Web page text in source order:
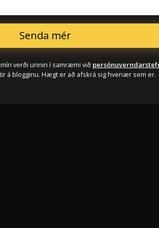
verði unnin í samræmi við
á blogginu. Hægt er að afskrá sig hvenær sem er.